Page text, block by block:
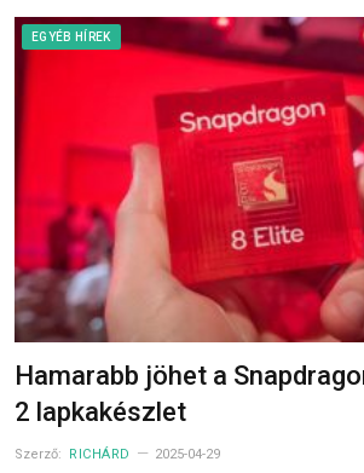
EGYÉB HÍREK
Hamarabb jöhet a
2 lapkakészlet
Szerző: RICHÁRD 2025-04-29